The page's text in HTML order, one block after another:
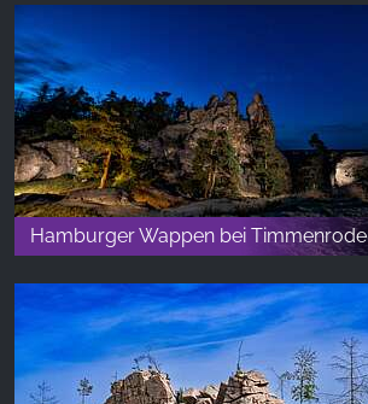
Hamburger Wappen bei Timmenrode